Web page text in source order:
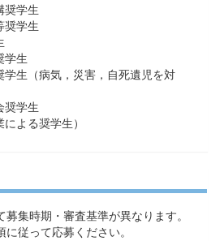
奨学生
奨学生
学生
学生（病気，災害，自死遺児を対
奨学生
よる奨学生）
集時期・審査基準が異なります。
従って応募ください。